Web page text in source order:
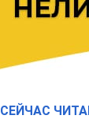
СЕЙЧАС